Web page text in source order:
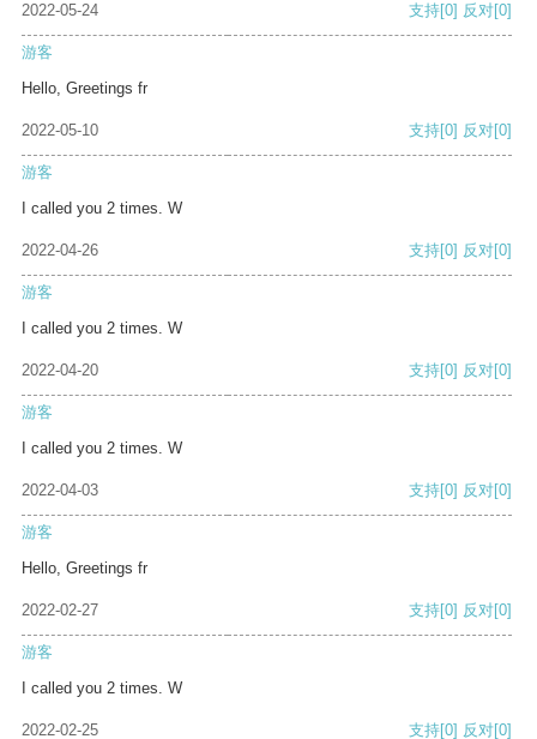
2022-05-24 支持[0] 反对[0]
游客
Hello, Greetings fr
2022-05-10 支持[0] 反对[0]
游客
I called you 2 times. W
2022-04-26 支持[0] 反对[0]
游客
I called you 2 times. W
2022-04-20 支持[0] 反对[0]
游客
I called you 2 times. W
2022-04-03 支持[0] 反对[0]
游客
Hello, Greetings fr
2022-02-27 支持[0] 反对[0]
游客
I called you 2 times. W
2022-02-25 支持[0] 反对[0]